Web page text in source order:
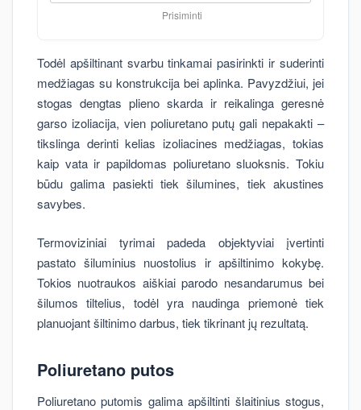
Prisiminti
Todėl apšiltinant svarbu tinkamai pasirinkti ir suderinti
medžiagas su konstrukcija bei aplinka. Pavyzdžiui, jei
stogas dengtas plieno skarda ir reikalinga geresnė
garso izoliacija, vien poliuretano putų gali nepakakti –
tikslinga derinti kelias izoliacines medžiagas, tokias
kaip vata ir papildomas poliuretano sluoksnis. Tokiu
būdu galima pasiekti tiek šilumines, tiek akustines
savybes.
Termoviziniai tyrimai padeda objektyviai įvertinti
pastato šiluminius nuostolius ir apšiltinimo kokybę.
Tokios nuotraukos aiškiai parodo nesandarumus bei
šilumos tiltelius, todėl yra naudinga priemonė tiek
planuojant šiltinimo darbus, tiek tikrinant jų rezultatą.
Poliuretano putos
Poliuretano putomis galima apšiltinti šlaitinius stogus,